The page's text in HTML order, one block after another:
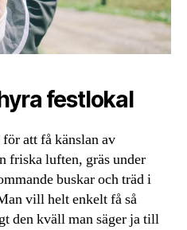
festlokal
att få känslan av
friska luften, gräs under
buskar och träd i
vill helt enkelt få så
den kväll man säger ja till